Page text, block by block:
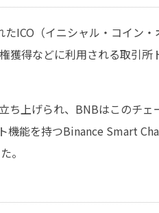
ICO（イニシャル・コイン
獲得などに利用される取引所
上げられ、BNBはこのチェ
能を持つBinance Smart
。